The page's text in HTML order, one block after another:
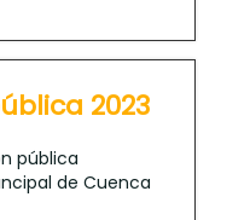
2023
pública
de Cuenca